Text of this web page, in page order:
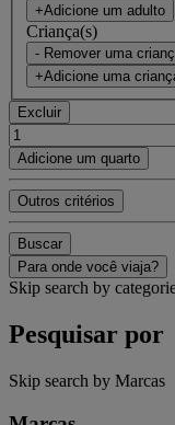
+Adicione um adulto
Criança(s)
- Remover uma
+Adicione uma
Excluir
Adicione um quarto
Outros critérios
Buscar
Para onde você viaja?
Skip search by
Pesquisar por
Skip search by Marcas